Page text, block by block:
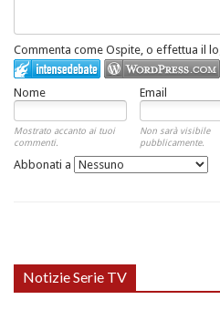
Commenta come Ospite, o effettua il
Nome Email
Mostrato accanto ai tuoi
commenti.
Non sarà visibile
pubblicamente.
Abbonati a
Notizie Serie TV